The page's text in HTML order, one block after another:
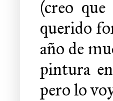
(creo
querido
año de
pintura
pero lo